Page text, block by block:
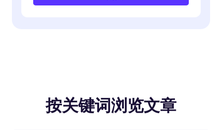
按关键词浏览文章